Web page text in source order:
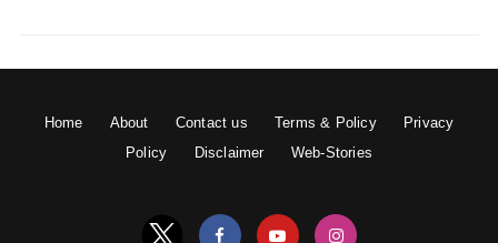
Home About Contact us Terms & Policy
Privacy
Policy
Disclaimer Web-Stories